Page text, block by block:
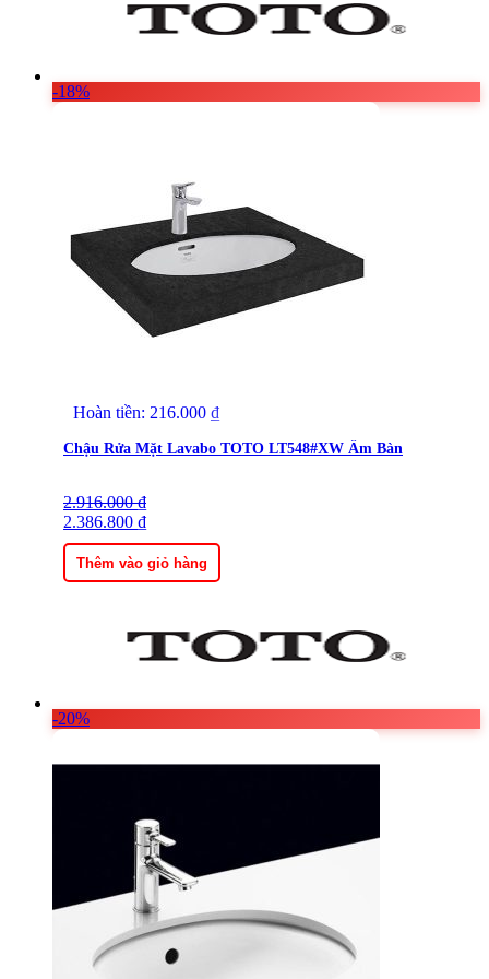
-18%
Hoàn tiền: 216.000 ₫
Chậu Rửa Mặt Lavabo TOTO LT548#XW Âm Bàn
2.916.000₫
Giá
gốc
là:
2.916.000 ₫.
2.386.800 ₫
Giá
hiện
tại
là:
2.386.800 ₫.
Thêm vào giỏ hàng
-20%